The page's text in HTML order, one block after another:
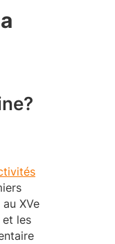
XVe
et les